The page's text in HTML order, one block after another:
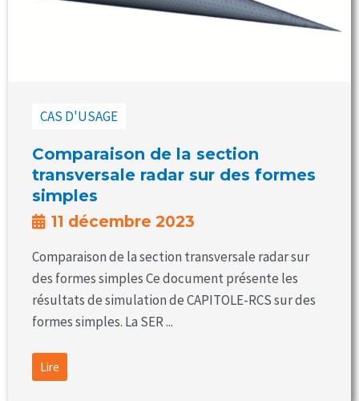
CAS D'USAGE
Comparaison de la section
transversale radar sur des formes
simples
11 décembre 2023
Comparaison de la section transversale radar sur
des formes simples Ce document présente les
résultats de simulation de CAPITOLE-RCS sur des
formes simples. La SER ...
Lire